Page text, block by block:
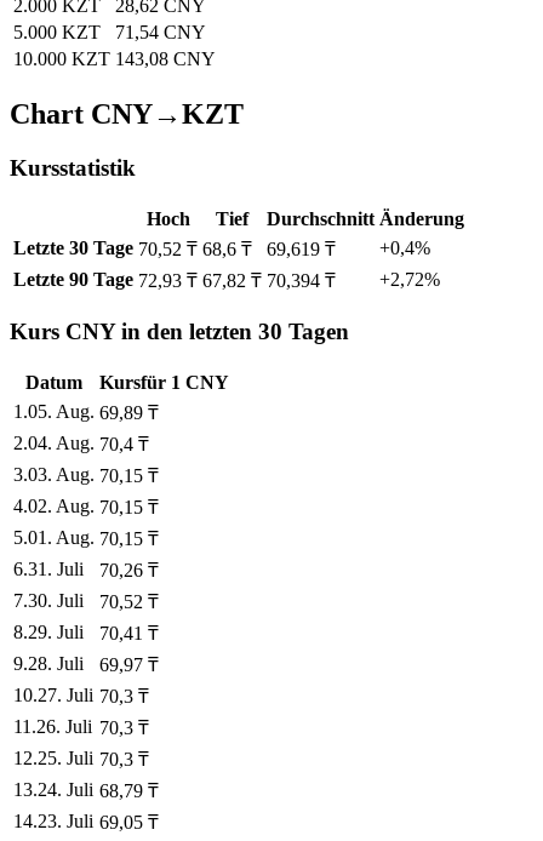
2.000 KZT
28,62 CNY
5.000 KZT
71,54 CNY
10.000 KZT 143,08 CNY
Chart CNY→KZT
Kursstatistik
Hoch Tief Durchschnitt Änderung
Letzte 30 Tage 70,52 ₸ 68,6 ₸ 69,619 ₸
+0,4%
Letzte 90 Tage 72,93 ₸ 67,82 ₸ 70,394 ₸ +2,72%
Kurs CNY in den letzten 30 Tagen
Datum Kursfür 1 CNY
1 .05. Aug. 69,89 ₸
2.04. Aug. 70,4 ₸
3.03. Aug. 70,15 ₸
4.02. Aug. 70,15 ₸
5.01. Aug. 70,15 ₸
6.31. Juli 70,26 ₸
7.30. Juli 70,52 ₸
8.29. Juli 70,41 ₸
9.28. Juli 69,97 ₸
10.27. Juli 70,3 ₸
11 .26. Juli 70,3 ₸
12.25. Juli 70,3 ₸
13.24. Juli 68,79 ₸
14.23. Juli 69,05 ₸